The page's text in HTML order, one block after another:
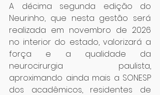
A décima segunda edição do
Neurinho, que nesta gestão será
realizada em novembro de 2026
no interior do estado, valorizará a
força e a qualidade da
neurocirurgia paulista,
aproximando ainda mais a SONESP
dos acadêmicos, residentes de